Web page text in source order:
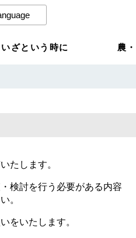
いざという時に 農
たします。
検討を行う必要がある内容
。
をいたします。